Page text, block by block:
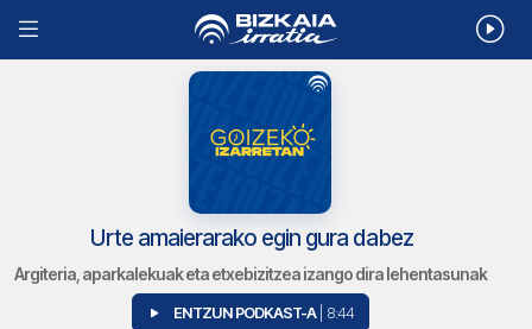
Urte amaierarako egin gura dabez
Argiteria, aparkalekuak eta etxebizitzea izango dira lehentasunak
ENTZUN PODKAST-A | 8:44